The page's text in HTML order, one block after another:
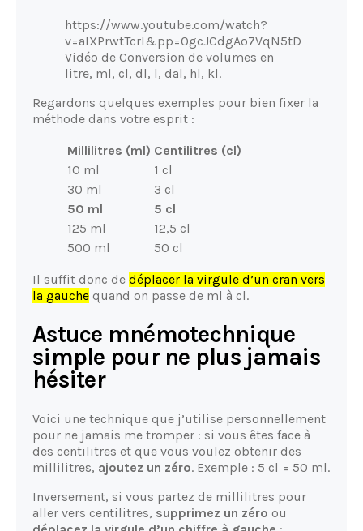
https://www.youtube.com/watch?
v=aIXPrwtTcrI&pp=0gcJCdgAo7VqN5tD
Vidéo de Conversion de volumes en
litre, ml, cl, dl, l, dal, hl, kl.
Regardons quelques exemples pour bien fixer la
méthode dans votre esprit :
Millilitres (ml) Centilitres (cl)
10 ml
1 cl
30 ml
3 cl
50 ml
5 cl
125 ml
12,5 cl
500 ml
50 cl
Il suffit donc de déplacer la virgule d’un cran vers
la gauche quand on passe de ml à cl.
Astuce mnémotechnique
simple pour ne plus jamais
hésiter
Voici une technique que j’utilise personnellement
pour ne jamais me tromper : si vous êtes face à
des centilitres et que vous voulez obtenir des
millilitres, ajoutez un zéro. Exemple : 5 cl = 50 ml.
Inversement, si vous partez de millilitres pour
aller vers centilitres, supprimez un zéro ou